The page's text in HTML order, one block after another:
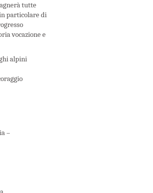
tutte
particolare di
vocazione e
alpini
–